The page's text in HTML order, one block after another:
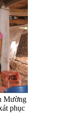
Mường
phục